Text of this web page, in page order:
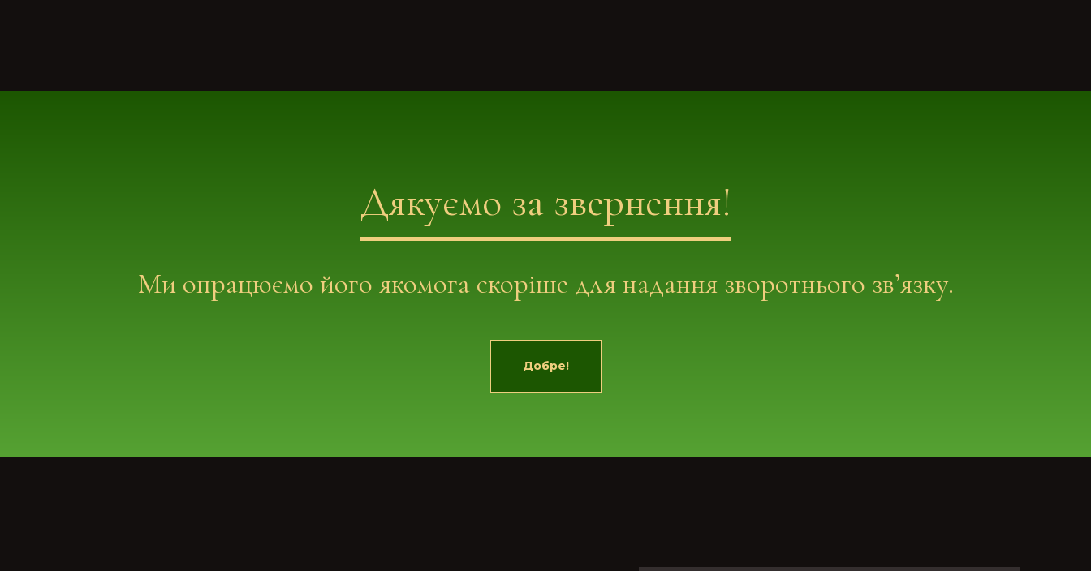
Дякуємо за звернення!
Ми опрацюємо його якомога скоріше для надання зворотнього зв’язку.
Добре!